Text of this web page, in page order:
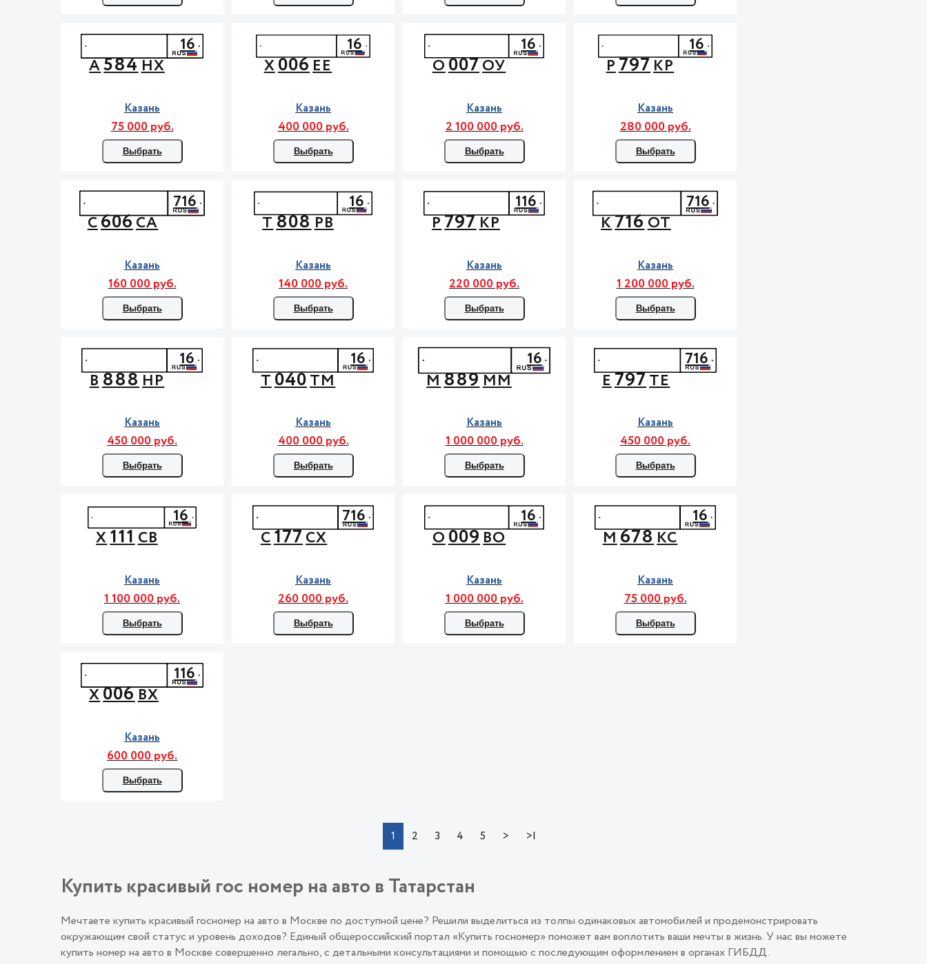
А584НХ
16
Казань
75 000 руб.
Выбрать
Х006ЕЕ
16
Казань
400 000 руб.
Выбрать
О007ОУ
16
Казань
2 100 000 руб.
Выбрать
Р797КР
16
Казань
280 000 руб.
Выбрать
С606СА
716
Казань
160 000 руб.
Выбрать
Т808РВ
16
Казань
140 000 руб.
Выбрать
Р797КР
116
Казань
220 000 руб.
Выбрать
К716ОТ
716
Казань
1 200 000 руб.
Выбрать
В888НР
16
Казань
450 000 руб.
Выбрать
Т040ТМ
16
Казань
400 000 руб.
Выбрать
М889ММ
16
Казань
1 000 000 руб.
Выбрать
Е797ТЕ
716
Казань
450 000 руб.
Выбрать
Х111СВ
16
Казань
1 100 000 руб.
Выбрать
С177СХ
716
Казань
260 000 руб.
Выбрать
О009ВО
16
Казань
1 000 000 руб.
Выбрать
М678КС
16
Казань
75 000 руб.
Выбрать
Х006ВХ
116
Казань
600 000 руб.
Выбрать
1 2 3 4 5 > >|
Купить красивый гос номер на авто в Татарстан
Мечтаете купить красивый госномер на авто в Москве по доступной цене? Решили выделиться из толпы одинаковых автомобилей и продемонстрировать
окружающим свой статус и уровень доходов? Единый общероссийский портал «Купить госномер» поможет вам воплотить ваши мечты в жизнь. У нас вы можете
купить номер на авто в Москве совершенно легально, с детальными консультациями и помощью с последующим оформлением в органах ГИБДД.